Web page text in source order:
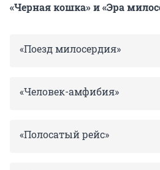
«Черная кошка» и «Эра
«Поезд милосердия»
«Человек-амфибия»
«Полосатый рейс»